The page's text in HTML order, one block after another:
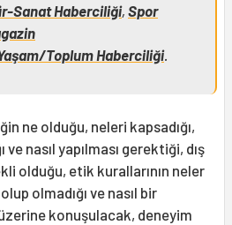
Sanat Haberciliği, Spor
Toplum Haberciliği.
ne olduğu, neleri kapsadığı,
ve nasıl yapılması gerektiği, dış
olduğu, etik kurallarının neler
olmadığı ve nasıl bir
konuşulacak, deneyim